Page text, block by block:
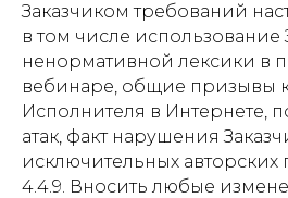
Заказчиком требований
в том числе использование
ненормативной лексики в
вебинаре, общие призывы
Исполнителя в Интернете,
атак, факт нарушения
исключительных авторских
4.4.9. Вносить любые